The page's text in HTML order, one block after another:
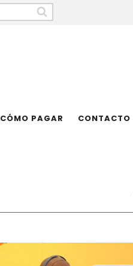
CÓMO PAGAR CONTACTO